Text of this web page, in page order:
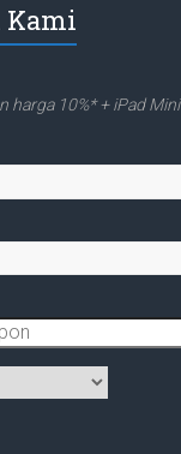
Kami
harga 10%* + iPad Mini